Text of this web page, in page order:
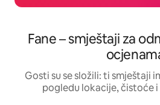
Fane – smještaji za
Gosti su se složili: ti smještaji
pogledu lokacije, čistoće